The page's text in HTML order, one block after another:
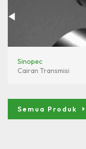
Sinopec
Cairan Transmisi
Semua Produk